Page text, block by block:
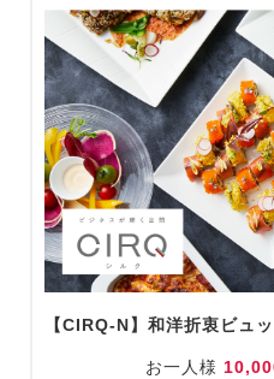
【CIRQ-N】和洋折衷ビュ
お一人様